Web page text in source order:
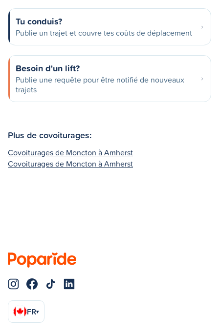
Tu conduis?
Publie un trajet et couvre tes coûts de déplacement
Besoin d'un lift?
Publie une requête pour être notifié de nouveaux
trajets
Plus de covoiturages:
Covoiturages de Moncton à Amherst
Covoiturages de Moncton à Amherst
FR▾